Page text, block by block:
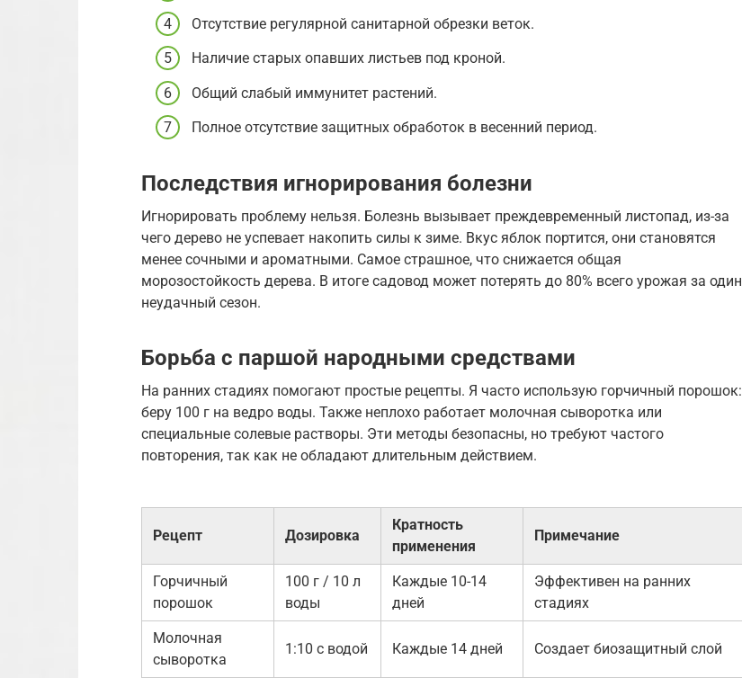
Отсутствие регулярной санитарной обрезки веток.
Наличие старых опавших листьев под кроной.
Общий слабый иммунитет растений.
Полное отсутствие защитных обработок в весенний период.
Последствия игнорирования болезни
Игнорировать проблему нельзя. Болезнь вызывает преждевременный листопад, из-за
чего дерево не успевает накопить силы к зиме. Вкус яблок портится, они становятся
менее сочными и ароматными. Самое страшное, что снижается общая
морозостойкость дерева. В итоге садовод может потерять до 80% всего урожая за один
неудачный сезон.
Борьба с паршой народными средствами
На ранних стадиях помогают простые рецепты. Я часто использую горчичный порошок:
беру 100 г на ведро воды. Также неплохо работает молочная сыворотка или
специальные солевые растворы. Эти методы безопасны, но требуют частого
повторения, так как не обладают длительным действием.
Рецепт Дозировка
Кратность
применения
Примечание
Горчичный
порошок
100 г / 10 л
воды
Каждые 10-14
дней
Эффективен на ранних
стадиях
Молочная
сыворотка
1:10 с водой Каждые 14 дней Создает биозащитный слой